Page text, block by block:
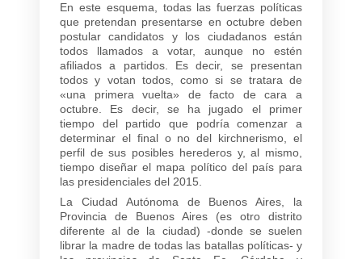
En este esquema, todas las fuerzas políticas
que pretendan presentarse en octubre deben
postular candidatos y los ciudadanos están
todos llamados a votar, aunque no estén
afiliados a partidos. Es decir, se presentan
todos y votan todos, como si se tratara de
«una primera vuelta» de facto de cara a
octubre. Es decir, se ha jugado el primer
tiempo del partido que podría comenzar a
determinar el final o no del kirchnerismo, el
perfil de sus posibles herederos y, al mismo,
tiempo diseñar el mapa político del país para
las presidenciales del 2015.
La Ciudad Autónoma de Buenos Aires, la
Provincia de Buenos Aires (es otro distrito
diferente al de la ciudad) -donde se suelen
librar la madre de todas las batallas políticas- y